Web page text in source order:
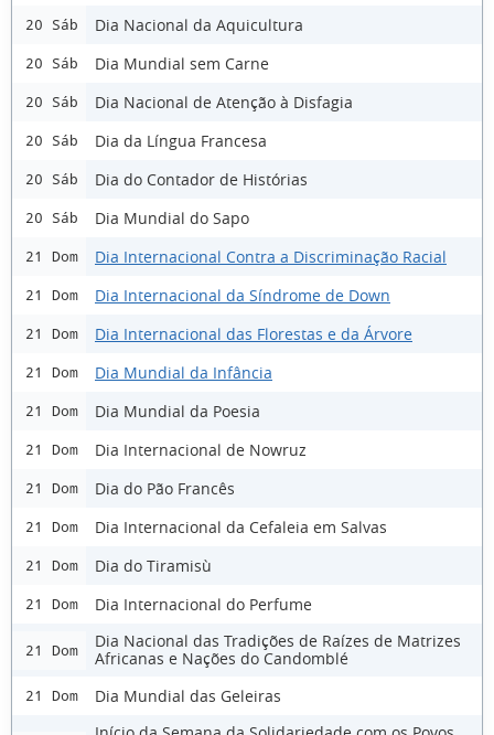
20 Sáb Dia Nacional da Aquicultura
20 Sáb Dia Mundial sem Carne
20 Sáb Dia Nacional de Atenção à Disfagia
20 Sáb Dia da Língua Francesa
20 Sáb Dia do Contador de Histórias
20 Sáb Dia Mundial do Sapo
21 Dom Dia Internacional Contra a Discriminação Racial
21 Dom Dia Internacional da Síndrome de Down
21 Dom Dia Internacional das Florestas e da Árvore
21 Dom Dia Mundial da Infância
21 Dom Dia Mundial da Poesia
21 Dom Dia Internacional de Nowruz
21 Dom Dia do Pão Francês
21 Dom Dia Internacional da Cefaleia em Salvas
21 Dom Dia do Tiramisù
21 Dom Dia Internacional do Perfume
21 Dom
Dia Nacional das Tradições de Raízes de Matrizes
Africanas e Nações do Candomblé
21 Dom Dia Mundial das Geleiras